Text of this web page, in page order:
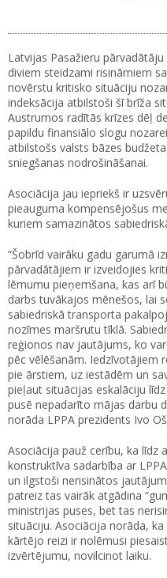
Latvijas Pasažieru
diviem steidzami risināmiem
novērstu kritisko situāciju
indeksācija atbilstoši šī brīža
Austrumos radītās krīzes dēļ
papildu finansiālo slogu
atbilstošs valsts bāzes
sniegšanas nodrošināšanai.
Asociācija jau iepriekš ir
pieauguma kompensējošus
kuriem samazinātos
“Šobrīd vairāku gadu garumā
pārvadātājiem ir izveidojies
lēmumu pieņemšana, kas arī
darbs tuvākajos mēnešos, lai
sabiedriskā transporta
nozīmes maršrutu tīklā.
reģionos nav jautājums, ko
pēc vēlēšanām. Iedzīvotājiem
pie ārstiem, uz iestādēm un
pieļaut situācijas eskalāciju
pusē nepadarīto mājas darbu
norāda LPPA prezidents Ivo
Asociācija pauž cerību, ka līdz
konstruktīva sadarbība ar
un ilgstoši nerisinātos
patreiz tas vairāk atgādina
ministrijas puses, bet tas
situāciju. Asociācija norāda,
kārtējo reizi ir nolēmusi
izvērtējumu, novilcinot laiku.